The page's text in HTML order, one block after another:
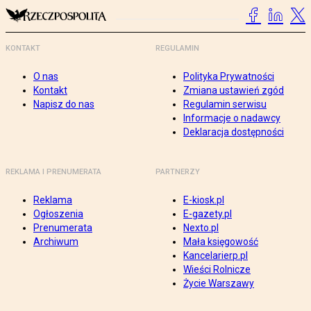
KONTAKT
O nas
Kontakt
Napisz do nas
REGULAMIN
Polityka Prywatności
Zmiana ustawień zgód
Regulamin serwisu
Informacje o nadawcy
Deklaracja dostępności
REKLAMA I PRENUMERATA
Reklama
Ogłoszenia
Prenumerata
Archiwum
PARTNERZY
E-kiosk.pl
E-gazety.pl
Nexto.pl
Mała księgowość
Kancelarierp.pl
Wieści Rolnicze
Życie Warszawy